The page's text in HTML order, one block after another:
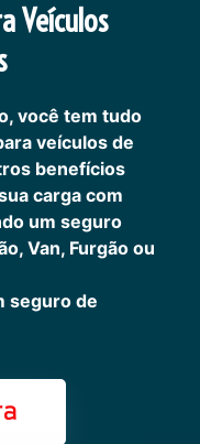
Veículos
você tem tudo
veículos de
benefícios
carga com
um seguro
Van, Furgão ou
seguro de